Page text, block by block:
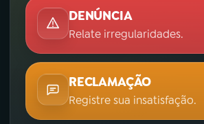
DENÚNCIA
Relate irregularidades.
RECLAMAÇÃO
Registre sua insatisfação.